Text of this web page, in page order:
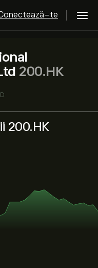
te
200.HK
200.HK